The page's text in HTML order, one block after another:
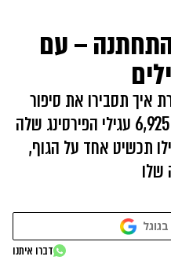
התחתנה – עם
איך תסבירו את סיפור
האהבה בין איילין דייווידסון ו-6,925 עגילי הפירסינג שלה
תכשיט אחד על הגוף,
שלו
דברו איתנו